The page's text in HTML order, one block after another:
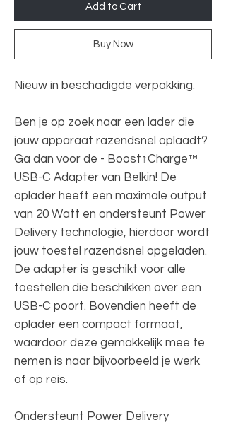
Add to Cart
Buy Now
Nieuw in beschadigde verpakking.
Ben je op zoek naar een lader die
jouw apparaat razendsnel oplaadt?
Ga dan voor de - Boost↑Charge™
USB-C Adapter van Belkin! De
oplader heeft een maximale output
van 20 Watt en ondersteunt Power
Delivery technologie, hierdoor wordt
jouw toestel razendsnel opgeladen.
De adapter is geschikt voor alle
toestellen die beschikken over een
USB-C poort. Bovendien heeft de
oplader een compact formaat,
waardoor deze gemakkelijk mee te
nemen is naar bijvoorbeeld je werk
of op reis.
Ondersteunt Power Delivery